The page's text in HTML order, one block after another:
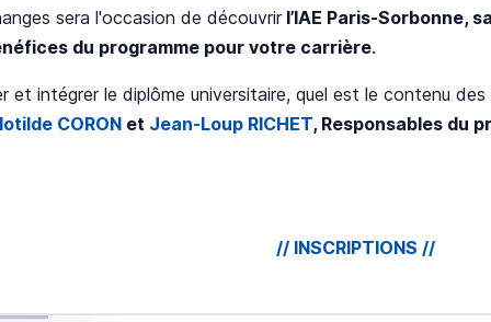
sera l'occasion de découvrirl’IAE Paris-Sorbonne,
du programme pour votre carrière.
et intégrer le diplôme universitaire, quel est le contenu
CORONet Jean-Loup RICHET, Responsables du
// INSCRIPTIONS //